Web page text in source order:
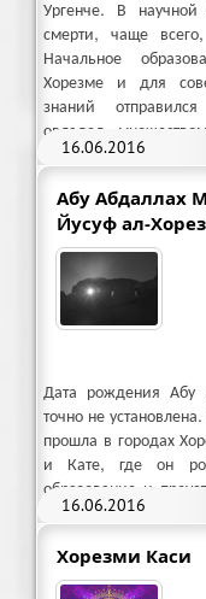
16.06.2016
Ургенче. В научной
смерти, чаще
Начальное
Хорезме и для
знаний
овладел
уровне наук.
Абу Абдаллах
Йусуф ал-
16.06.2016
Дата рождения Абу
точно не
прошла в городах
и Кате, где он
образование и
знания.
Хорезми Каси